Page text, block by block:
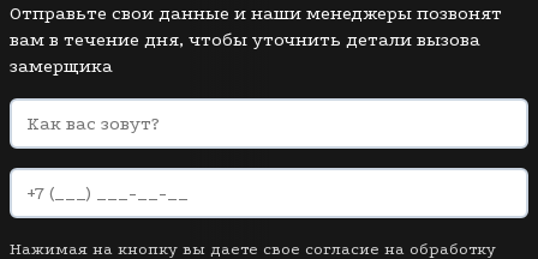
Отправьте свои данные и наши менеджеры позвонят
вам в течение дня, чтобы уточнить детали вызова
замерщика
Нажимая на кнопку вы даете свое согласие на обработку